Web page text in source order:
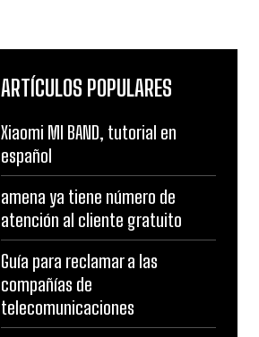
ARTÍCULOS POPULARES
Xiaomi MI BAND, tutorial en
español
amena ya tiene número de
atención al cliente gratuito
Guía para reclamar a las
compañías de
telecomunicaciones